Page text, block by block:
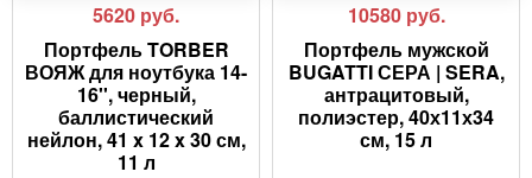
5620 руб.
Портфель TORBER
ВОЯЖ для ноутбука 14-
16'', черный,
баллистический
нейлон, 41 x 12 x 30 см,
11 л
10580 руб.
Портфель мужской
BUGATTI СЕРА | SERA,
антрацитовый,
полиэстер, 40х11х34
см, 15 л